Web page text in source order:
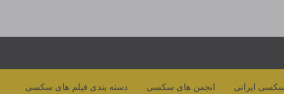
دسته بندی فیلم های سکسی انجمن های سکسی ایرانی